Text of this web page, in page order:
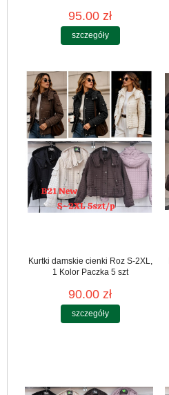
95.00 zł
szczegóły
Kurtki damskie cienki Roz S-2XL,
1 Kolor Paczka 5 szt
90.00 zł
szczegóły